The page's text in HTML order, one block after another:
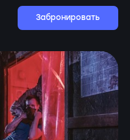
Забронировать